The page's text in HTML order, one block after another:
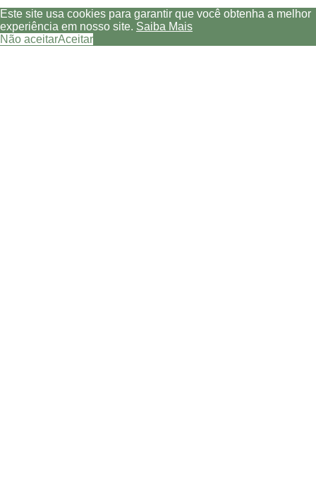
Este site usa cookies para garantir que você obtenha a melhor
experiência em nosso site. Saiba Mais
Não aceitarAceitar